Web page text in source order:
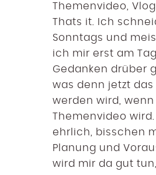
Themenvideo,
Thats it. Ich
Sonntags und
ich mir erst am
Gedanken drüber
was denn jetzt das
werden wird, wenn
Themenvideo wird.
ehrlich, bisschen
Planung und
wird mir da gut